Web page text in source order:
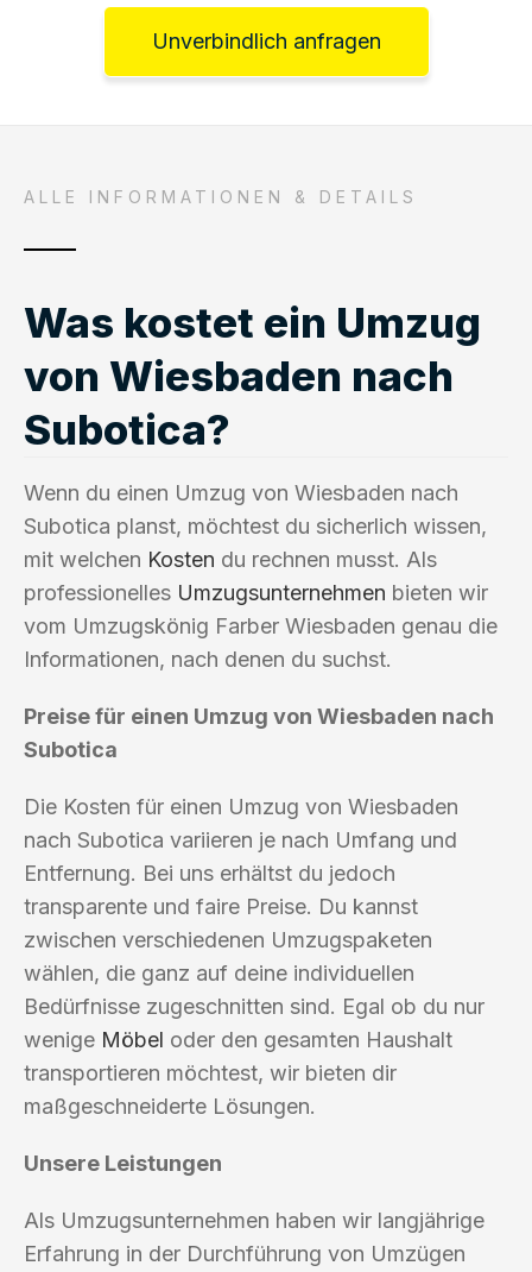
Unverbindlich anfragen
ALLE INFORMATIONEN & DETAILS
Was kostet ein Umzug
von Wiesbaden nach
Subotica?
Wenn du einen Umzug von Wiesbaden nach
Subotica planst, möchtest du sicherlich wissen,
mit welchen Kosten du rechnen musst. Als
professionelles Umzugsunternehmen bieten wir
vom Umzugskönig Farber Wiesbaden genau die
Informationen, nach denen du suchst.
Preise für einen Umzug von Wiesbaden nach
Subotica
Die Kosten für einen Umzug von Wiesbaden
nach Subotica variieren je nach Umfang und
Entfernung. Bei uns erhältst du jedoch
transparente und faire Preise. Du kannst
zwischen verschiedenen Umzugspaketen
wählen, die ganz auf deine individuellen
Bedürfnisse zugeschnitten sind. Egal ob du nur
wenige Möbel oder den gesamten Haushalt
transportieren möchtest, wir bieten dir
maßgeschneiderte Lösungen.
Unsere Leistungen
Als Umzugsunternehmen haben wir langjährige
Erfahrung in der Durchführung von Umzügen